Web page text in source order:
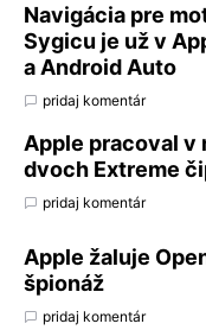
Navigácia pre
Sygicu je už v
a Android Auto
pridaj komentár
Apple pracoval v
dvoch Extreme
pridaj komentár
Apple žaluje
špionáž
pridaj komentár